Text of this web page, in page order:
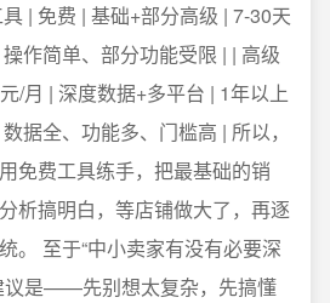
| 免费 | 基础+部分高级 | 7-30天
作简单、部分功能受限 | | 高级
/月 | 深度数据+多平台 | 1年以上
据全、功能多、门槛高 | 所以，
免费工具练手，把最基础的销
析搞明白，等店铺做大了，再逐
。 至于“中小卖家有没有必要深
议是——先别想太复杂，先搞懂